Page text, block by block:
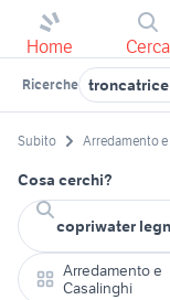
Home Cerca
Ricerche
Subito Arredamento
Cosa cerchi?
Arredamento e
Casalinghi